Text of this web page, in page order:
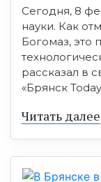
Сегодня, 8
науки. Как
Богомаз, это
рассказал в
«Брянск
Читать далее